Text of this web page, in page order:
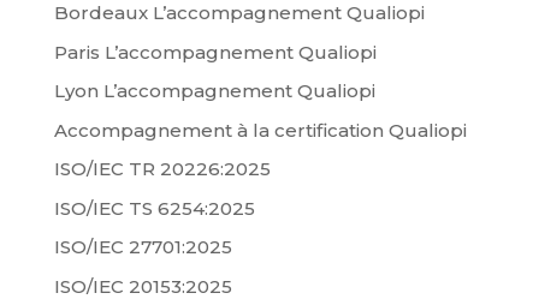
Bordeaux L’accompagnement Qualiopi
Paris L’accompagnement Qualiopi
Lyon L’accompagnement Qualiopi
Accompagnement à la certification Qualiopi
ISO/IEC TR 20226:2025
ISO/IEC TS 6254:2025
ISO/IEC 27701:2025
ISO/IEC 20153:2025